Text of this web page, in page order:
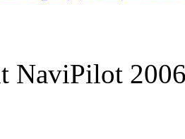
NaviPilot